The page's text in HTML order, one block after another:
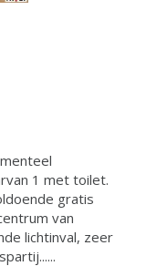
1 met toilet.
gratis
van
lichtinval, zeer